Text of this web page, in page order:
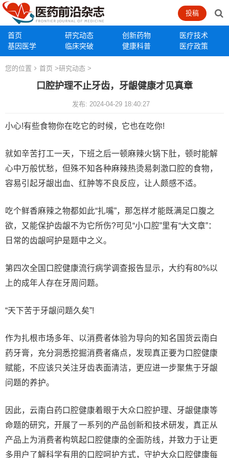
首页 研究动态 创新药物
医疗技术
基因医学
临床突破 健康科普 医疗政策
投稿
您的位置 首页 >研究动态 >
口腔护理不止牙齿，牙龈健康才见真章
发布: 2024-04-29 18:40:27
小心!有些食物你在吃它的时候，它也在吃你!
就如辛苦打工一天，下班之后一顿麻辣火锅下肚，顿时能解
心中万般忧愁，但殊不知各种麻辣热烫易刺激口腔的食物，
容易引起牙龈出血、红肿等不良反应，让人颇感不适。
吃个鲜香麻辣之物都如此“扎嘴”，那怎样才能既满足口腹之
欲，又能保护齿龈不为它所伤?可见“小口腔”里有“大文章”：
日常的齿龈呵护是题中之义。
第四次全国口腔健康流行病学调查报告显示，大约有80%以
上的成年人存在牙周问题。
“天下苦于牙龈问题久矣”!
作为扎根市场多年、以消费者体验为导向的知名国货云南白
药牙膏，充分洞悉挖掘消费者痛点，发现真正要为口腔健康
赋能，不应该只关注牙齿表面清洁，更应进一步聚焦于牙龈
问题的养护。
因此，云南白药口腔健康着眼于大众口腔护理、牙龈健康等
命题的研究，开展了一系列的产品创新和技术研发，真正从
产品上为消费者构筑起口腔健康的全面防线，并致力于让更
多用户了解科学有用的口腔呵护方式，守护大众口腔健康每